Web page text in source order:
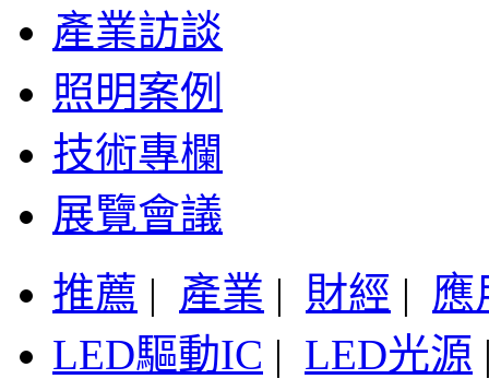
產業訪談
照明案例
技術專欄
展覽會議
推薦 | 產業 | 財經 | 應
LED驅動IC | LED光源